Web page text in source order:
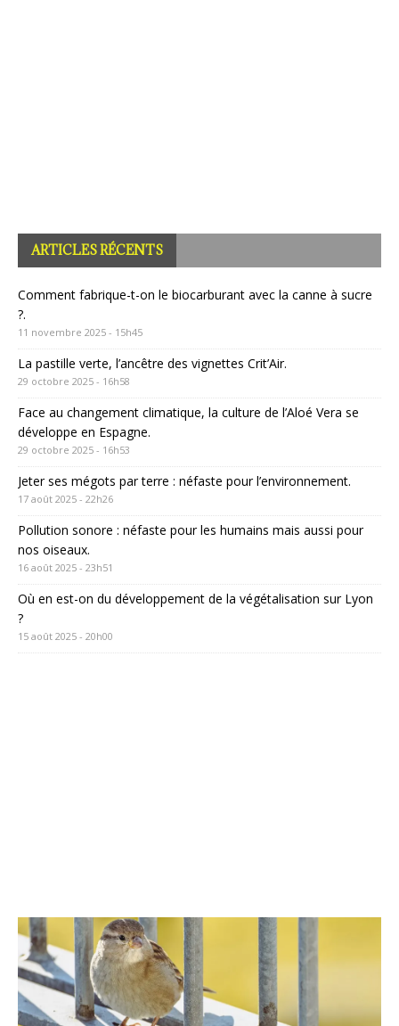
ARTICLES RÉCENTS
Comment fabrique-t-on le biocarburant avec la canne à sucre
?.
11 novembre 2025 - 15h45
La pastille verte, l’ancêtre des vignettes Crit’Air.
29 octobre 2025 - 16h58
Face au changement climatique, la culture de l’Aloé Vera se
développe en Espagne.
29 octobre 2025 - 16h53
Jeter ses mégots par terre : néfaste pour l’environnement.
17 août 2025 - 22h26
Pollution sonore : néfaste pour les humains mais aussi pour
nos oiseaux.
16 août 2025 - 23h51
Où en est-on du développement de la végétalisation sur Lyon
?
15 août 2025 - 20h00